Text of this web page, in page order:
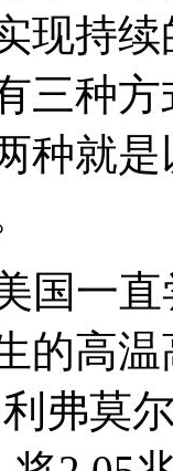
现持
三种
种就
一直
的高
利弗莫